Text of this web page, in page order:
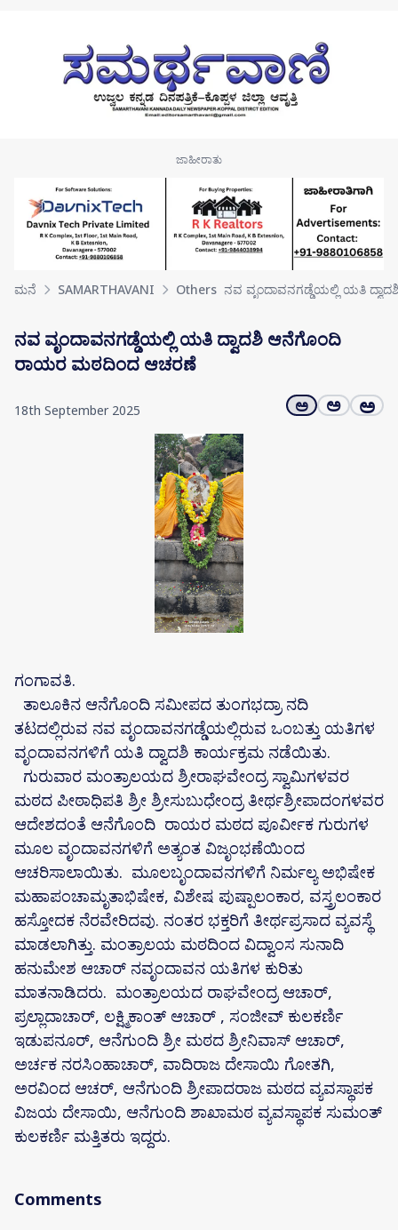
ಮನೆ SAMARTHAVANI Others ನವ ವೃಂದಾವನಗಡ್ಡೆಯಲ್ಲಿ ಯತಿ
ನವ ವೃಂದಾವನಗಡ್ಡೆಯಲ್ಲಿ ಯತಿ ದ್ವಾದಶಿ ಆನೆಗೊಂದಿ
ರಾಯರ ಮಠದಿಂದ ಆಚರಣೆ
18th September 2025 ಅ ಅ ಅ
ಗಂಗಾವತಿ.
ತಾಲೂಕಿನ ಆನೆಗೊಂದಿ ಸಮೀಪದ ತುಂಗಭದ್ರಾ ನದಿ
ತಟದಲ್ಲಿರುವ ನವ ವೃಂದಾವನಗಡ್ಡೆಯಲ್ಲಿರುವ ಒಂಬತ್ತು ಯತಿಗಳ
ವೃಂದಾವನಗಳಿಗೆ ಯತಿ ದ್ವಾದಶಿ ಕಾರ್ಯಕ್ರಮ ನಡೆಯಿತು.
ಗುರುವಾರ ಮಂತ್ರಾಲಯದ ಶ್ರೀರಾಘವೇಂದ್ರ ಸ್ವಾಮಿಗಳವರ
ಮಠದ ಪೀಠಾಧಿಪತಿ ಶ್ರೀ ಶ್ರೀಸುಬುಧೇಂದ್ರ ತೀರ್ಥಶ್ರೀಪಾದಂಗಳವರ
ಆದೇಶದಂತೆ ಆನೆಗೊಂದಿ ರಾಯರ ಮಠದ ಪೂರ್ವೀಕ ಗುರುಗಳ
ಮೂಲ ವೃಂದಾವನಗಳಿಗೆ ಅತ್ಯಂತ ವಿಜೃಂಭಣೆಯಿಂದ
ಆಚರಿಸಾಲಾಯಿತು. ಮೂಲಬೃಂದಾವನಗಳಿಗೆ ನಿರ್ಮಲ್ಯ ಅಭಿಷೇಕ
ಮಹಾಪಂಚಾಮೃತಾಭಿಷೇಕ, ವಿಶೇಷ ಪುಷ್ಪಾಲಂಕಾರ, ವಸ್ತ್ರಲಂಕಾರ
ಹಸ್ತೋದಕ ನೆರವೇರಿದವು. ನಂತರ ಭಕ್ತರಿಗೆ ತೀರ್ಥಪ್ರಸಾದ ವ್ಯವಸ್ಥೆ
ಮಾಡಲಾಗಿತ್ತು. ಮಂತ್ರಾಲಯ ಮಠದಿಂದ ವಿದ್ವಾಂಸ ಸುನಾದಿ
ಹನುಮೇಶ ಆಚಾರ್ ನವೃಂದಾವನ ಯತಿಗಳ ಕುರಿತು
ಮಾತನಾಡಿದರು. ಮಂತ್ರಾಲಯದ ರಾಘವೇಂದ್ರ ಆಚಾರ್,
ಪ್ರಲ್ಲಾದಾಚಾರ್, ಲಕ್ಷ್ಮಿಕಾಂತ್ ಆಚಾರ್ , ಸಂಜೀವ್ ಕುಲಕರ್ಣಿ
ಇಡುಪನೂರ್, ಆನೆಗುಂದಿ ಶ್ರೀ ಮಠದ ಶ್ರೀನಿವಾಸ್ ಆಚಾರ್,
ಅರ್ಚಕ ನರಸಿಂಹಾಚಾರ್, ವಾದಿರಾಜ ದೇಸಾಯಿ ಗೋತಗಿ,
ಅರವಿಂದ ಆಚರ್, ಆನೆಗುಂದಿ ಶ್ರೀಪಾದರಾಜ ಮಠದ ವ್ಯವಸ್ಥಾಪಕ
ವಿಜಯ ದೇಸಾಯಿ, ಆನೆಗುಂದಿ ಶಾಖಾಮಠ ವ್ಯವಸ್ಥಾಪಕ ಸುಮಂತ್
ಕುಲಕರ್ಣಿ ಮತ್ತಿತರು ಇದ್ದರು.
Comments